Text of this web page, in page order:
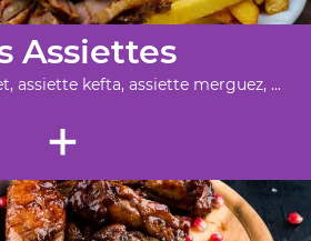
Assiettes
assiette kefta, assiette merguez, ...
+